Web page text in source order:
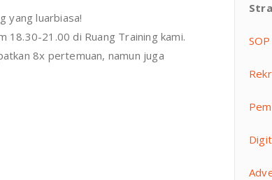
yang luarbiasa!
18.30-21.00 di Ruang Training kami.
8x pertemuan, namun juga